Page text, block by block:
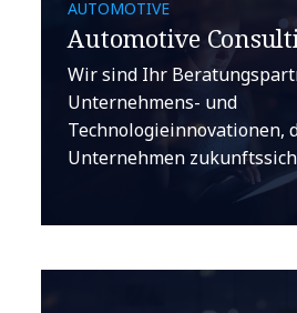
AUTOMOTIVE
Automotive
Wir sind Ihr
Unternehmens- und
Technologieinnovationen,
Unternehmen